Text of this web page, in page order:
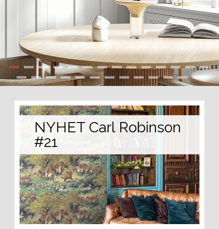
NYHET Carl Robinson
#21